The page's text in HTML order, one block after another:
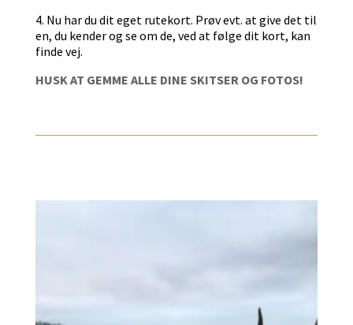
4. Nu har du dit eget rutekort. Prøv evt. at give det til
en, du kender og se om de, ved at følge dit kort, kan
finde vej.
HUSK AT GEMME ALLE DINE SKITSER OG FOTOS!